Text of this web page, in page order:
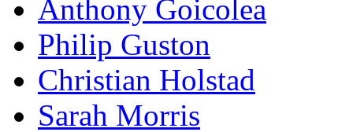
Anthony Goicolea
Philip Guston
Christian Holstad
Sarah Morris